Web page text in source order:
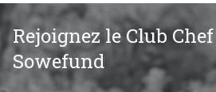
Rejoignez le Club
Sowefund